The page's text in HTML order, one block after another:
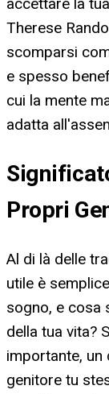
Therese
scomparsi
e spesso
cui la mente
adatta
Propri
Al di là delle
utile è
sogno, e cosa
della tua vita?
importante, un
genitore tu